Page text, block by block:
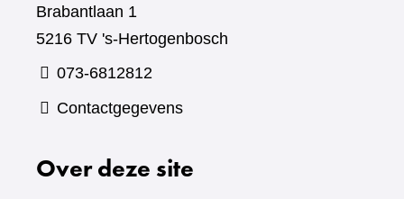
Brabantlaan 1
5216 TV 's-Hertogenbosch
073-6812812
Contactgegevens
Over deze site